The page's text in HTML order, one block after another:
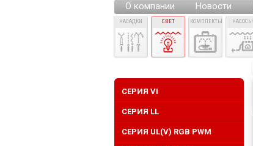
О компании Новости
НАСАДКИ СВЕТ КОМПЛЕКТЫ НАСОСЫ
CЕРИЯ VI
СЕРИЯ LL
СЕРИЯ UL(V) RGB PWM